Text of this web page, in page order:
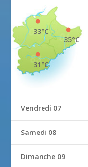
35°C
33°C
31°C
Vendredi 07
Samedi 08
Dimanche 09